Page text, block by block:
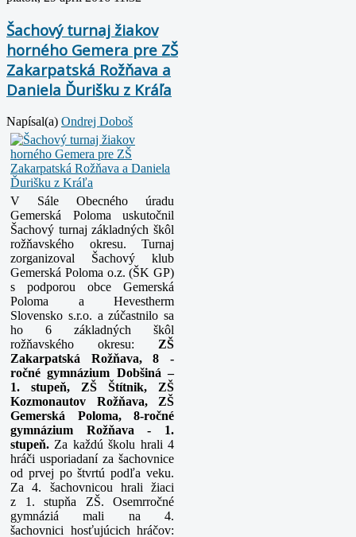
Šachový turnaj žiakov
horného Gemera pre ZŠ
Zakarpatská Rožňava a
Daniela Ďurišku z Kráľa
Napísal(a) Ondrej Doboš
V Sále Obecného úradu
Gemerská Poloma uskutočnil
Šachový turnaj základných škôl
rožňavského okresu. Turnaj
zorganizoval Šachový klub
Gemerská Poloma o.z. (ŠK GP)
s podporou obce Gemerská
Poloma a Hevestherm
Slovensko s.r.o. a zúčastnilo sa
ho 6 základných škôl
rožňavského okresu: ZŠ
Zakarpatská Rožňava,8 -
ročné gymnázium Dobšiná –
1. stupeň, ZŠ Štítnik, ZŠ
Kozmonautov Rožňava, ZŠ
Gemerská Poloma, 8-ročné
gymnázium Rožňava - 1.
stupeň. Za každú školu hrali 4
hráči usporiadaní za šachovnice
od prvej po štvrtú podľa veku.
Za 4. šachovnicou hrali žiaci
z 1. stupňa ZŠ. Osemrročné
gymnáziá mali na 4.
šachovnici hosťujúcich hráčov: